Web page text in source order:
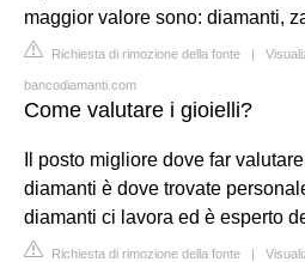
maggior valore sono: diamanti,
Richiesta di rimozione della fonte |
bancodiamanti.com
Come valutare i gioielli?
Il posto migliore dove far
diamanti è dove trovate
diamanti ci lavora ed è esperto
Richiesta di rimozione della fonte |